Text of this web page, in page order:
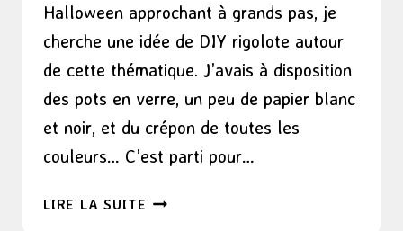
Halloween approchant à grands pas, je
cherche une idée de DIY rigolote autour
de cette thématique. J’avais à disposition
des pots en verre, un peu de papier blanc
et noir, et du crépon de toutes les
couleurs… C’est parti pour…
LIRE LA SUITE DIY